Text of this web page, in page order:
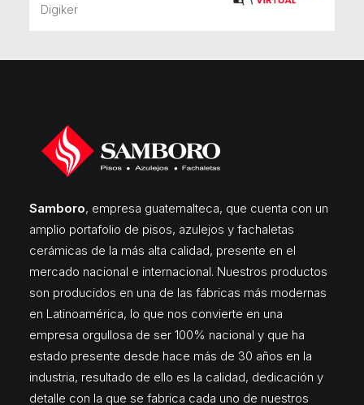
Digiker
Samboro, empresa guatemalteca, que cuenta con un
amplio portafolio de pisos, azulejos y fachaletas
cerámicas de la más alta calidad, presente en el
mercado nacional e internacional. Nuestros productos
son producidos en una de las fábricas más modernas
en Latinoamérica, lo que nos convierte en una
empresa orgullosa de ser 100% nacional y que ha
estado presente desde hace más de 30 años en la
industria, resultado de ello es la calidad, dedicación y
detalle con la que se fabrica cada uno de nuestros